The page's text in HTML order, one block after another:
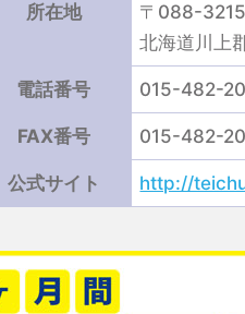
所在地
〒088-3215
北海道川上
電話番号 015-482-
FAX番号 015-482-
公式サイト http://